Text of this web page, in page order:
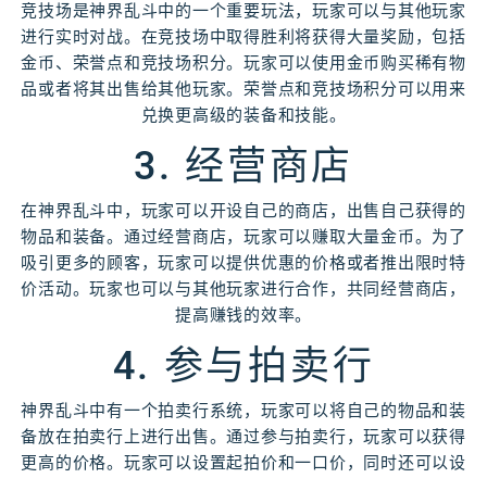
竞技场是神界乱斗中的一个重要玩法，玩家可以与其他玩家
进行实时对战。在竞技场中取得胜利将获得大量奖励，包括
金币、荣誉点和竞技场积分。玩家可以使用金币购买稀有物
品或者将其出售给其他玩家。荣誉点和竞技场积分可以用来
兑换更高级的装备和技能。
3. 经营商店
在神界乱斗中，玩家可以开设自己的商店，出售自己获得的
物品和装备。通过经营商店，玩家可以赚取大量金币。为了
吸引更多的顾客，玩家可以提供优惠的价格或者推出限时特
价活动。玩家也可以与其他玩家进行合作，共同经营商店，
提高赚钱的效率。
4. 参与拍卖行
神界乱斗中有一个拍卖行系统，玩家可以将自己的物品和装
备放在拍卖行上进行出售。通过参与拍卖行，玩家可以获得
更高的价格。玩家可以设置起拍价和一口价，同时还可以设